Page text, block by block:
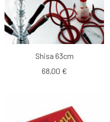
Shisa 63cm
68,00 €